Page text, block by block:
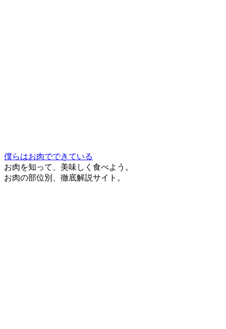
僕らはお肉でできている
お肉を知って、美味しく食べよう。
お肉の部位別、徹底解説サイト。